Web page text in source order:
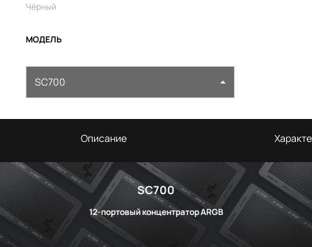
Чёрный
МОДЕЛЬ
SC700
Описание
SC700
12-портовый концентратор ARGB